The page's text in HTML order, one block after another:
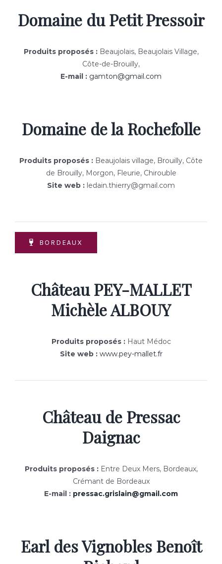
Domaine du Petit Pressoir
Produits proposés :Beaujolais, Beaujolais Village,
Côte-de-Brouilly,
E-mail : gamton@gmail.com
Domaine de la Rochefolle
Produits proposés : Beaujolais village, Brouilly, Côte
de Brouilly, Morgon, Fleurie, Chirouble
Site web : ledain.thierry@gmail.com
BORDEAUX
Château PEY-MALLET
Michèle ALBOUY
Produits proposés :Haut Médoc
Site web : www.pey-mallet.fr
Château de Pressac
Daignac
Produits proposés :Entre Deux Mers, Bordeaux,
Crémant de Bordeaux
E-mail : pressac.grislain@gmail.com
Earl des Vignobles Benoît